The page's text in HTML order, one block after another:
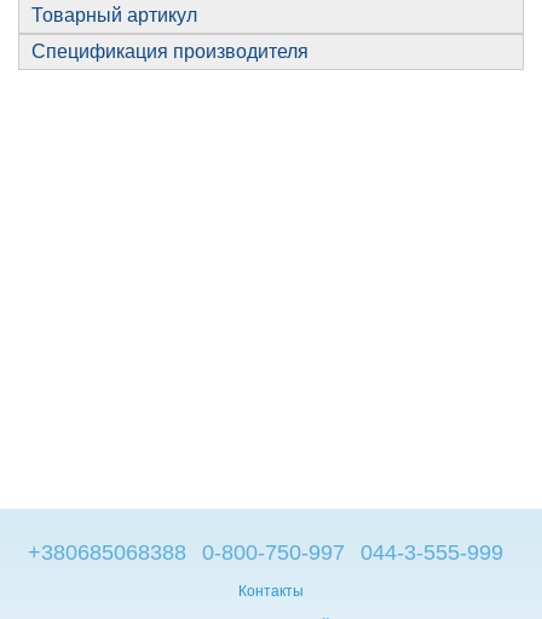
Товарный артикул
Спецификация производителя
+380685068388 0-800-750-997 044-3-555-999
Контакты